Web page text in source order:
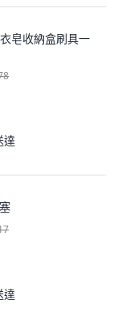
皂收納盒刷具一
達
達